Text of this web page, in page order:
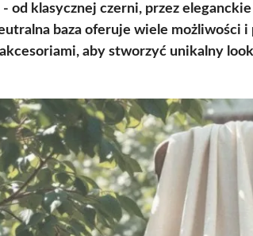
od klasycznej czerni, przez
baza oferuje wiele możliwości
aby stworzyć unikalny